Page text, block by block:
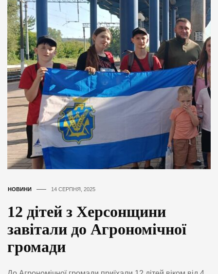
НОВИНИ 14 СЕРПНЯ, 2025
12 дітей з Херсонщини
завітали до Агрономічної
громади